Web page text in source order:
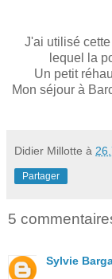
J'ai utilisé
lequel la
Un petit
Mon séjour à
Didier Millotte à
Partager
5
Sylvie